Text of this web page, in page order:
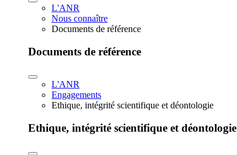
L'ANR
Nous connaître
Documents de référence
Documents de référence
L'ANR
Engagements
Ethique, intégrité scientifique et déontologie
Ethique, intégrité scientifique et déontologie